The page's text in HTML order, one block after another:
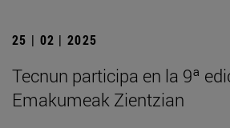
25 | 02 | 2025
Tecnun participa en la 9ª
Emakumeak Zientzian